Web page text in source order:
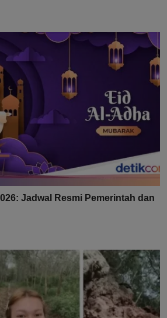
Jadwal Resmi Pemerintah dan